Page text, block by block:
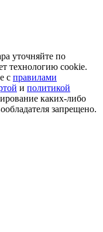
уточняйте по
технологию cookie.
с правилами
и политикой
каких-либо
запрещено.